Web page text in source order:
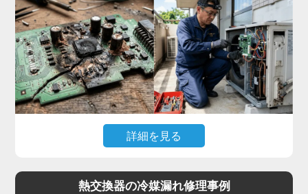
んで故障が拡大するリスクがあります。
「家電の達人」では、テスターで本体への入力電
圧、電源基板の出力電圧、受光基板の出力信号を順
番に切り分けて点検。リモコン故障なら互換リモコ
ンの取り寄せ、本体側なら電源基板・受光基板の交
換に対応します。
突然停止して動かない症状は基板系トラブルが大半
なので、まずはお早めに点検をご依頼ください。夏
詳細を見る
は入るが数分で停止する」「特定のエラーコード
熱交換器の冷媒漏れ修理事例